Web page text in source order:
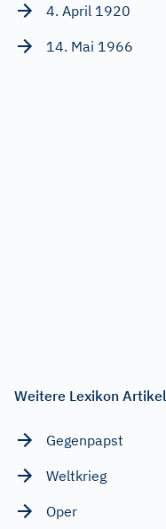
4. April 1920
14. Mai 1966
Weitere Lexikon Artikel
Gegenpapst
Weltkrieg
Oper